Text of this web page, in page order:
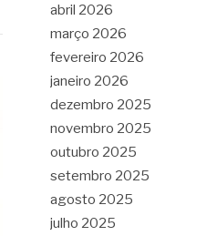
abril 2026
março 2026
fevereiro 2026
janeiro 2026
dezembro 2025
novembro 2025
outubro 2025
setembro 2025
agosto 2025
julho 2025